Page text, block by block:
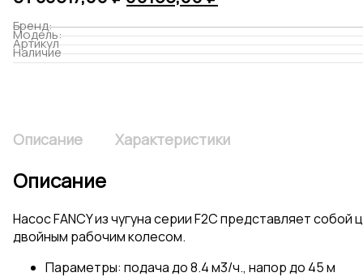
цена
составляла
33517,00 ₽.
цена:
30165,00 ₽.
Бренд:
Модель:
Артикул
Наличие
Описание Характеристики
Описание
Насос FANCY из чугуна серии F2C представляет
двойным рабочим колесом.
Параметры: подача до 8.4 м3/ч., напор до 45 м